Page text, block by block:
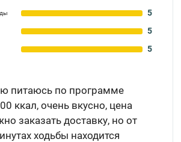
5
5
5
питаюсь по программе
ккал, очень вкусно, цена
заказать доставку, но от
ходьбы находится